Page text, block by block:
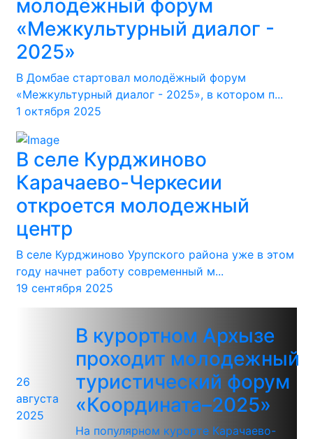
молодёжный форум
«Межкультурный диалог -
2025»
В Домбае стартовал молодёжный форум
«Межкультурный диалог - 2025», в котором п...
1 октября 2025
В селе Курджиново
Карачаево-Черкесии
откроется молодежный
центр
В селе Курджиново Урупского района уже в этом
году начнет работу современный м...
19 сентября 2025
26
августа
2025
В курортном Архызе
проходит молодежный
туристический форум
«Координата–2025»
На популярном курорте Карачаево-